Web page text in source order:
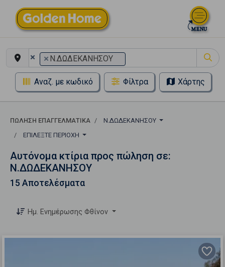
× × Ν.ΔΩΔΕΚΑΝΗΣΟΥ
Αναζ. με κωδικό Φίλτρα Χάρτης
ΠΏΛΗΣΗ ΕΠΑΓΓΕΛΜΑΤΙΚΆ
Ν.ΔΩΔΕΚΑΝΗΣΟΥ
ΕΠΙΛΈΞΤΕ ΠΕΡΙΟΧΉ
Αυτόνομα κτίρια προς πώληση σε:
Ν.ΔΩΔΕΚΑΝΗΣΟΥ
15 Αποτελέσματα
Ημ. Ενημέρωσης Φθίνον